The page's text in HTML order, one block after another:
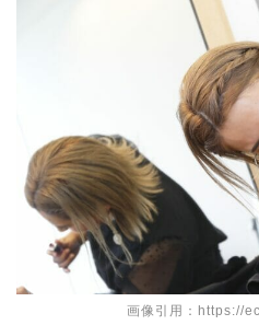
画像引用：https://